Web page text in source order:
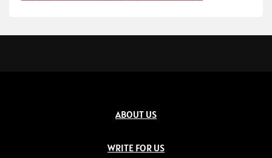
ABOUT US
WRITE FOR US